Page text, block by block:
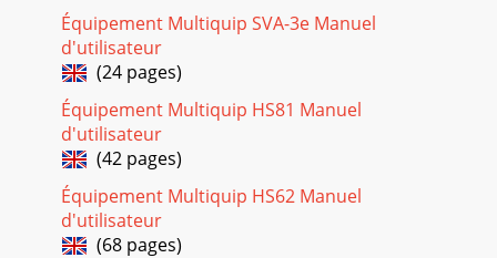
Équipement Multiquip SVA-3e Manuel
d'utilisateur
(24 pages)
Équipement Multiquip HS81 Manuel
d'utilisateur
(42 pages)
Équipement Multiquip HS62 Manuel
d'utilisateur
(68 pages)